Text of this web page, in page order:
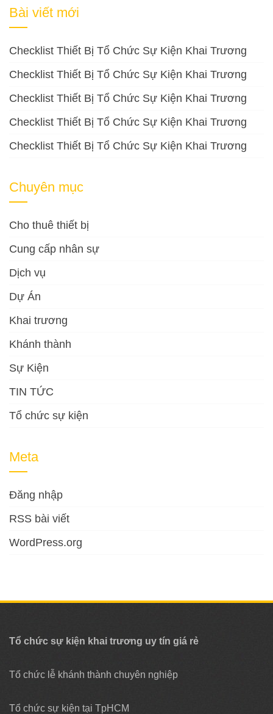
Bài viết mới
Checklist Thiết Bị Tổ Chức Sự Kiện Khai Trương
Checklist Thiết Bị Tổ Chức Sự Kiện Khai Trương
Checklist Thiết Bị Tổ Chức Sự Kiện Khai Trương
Checklist Thiết Bị Tổ Chức Sự Kiện Khai Trương
Checklist Thiết Bị Tổ Chức Sự Kiện Khai Trương
Chuyên mục
Cho thuê thiết bị
Cung cấp nhân sự
Dịch vụ
Dự Án
Khai trương
Khánh thành
Sự Kiện
TIN TỨC
Tổ chức sự kiện
Meta
Đăng nhập
RSS bài viết
WordPress.org
Tổ chức sự kiện khai trương uy tín giá rẻ
Tổ chức lễ khánh thành chuyên nghiệp
Tổ chức sự kiện tại TpHCM